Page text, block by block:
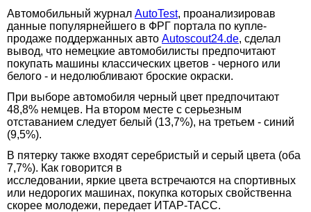
Автомобильный журнал AutoTest, проанализировав
данные популярнейшего в ФРГ портала по купле-
продаже поддержанных авто Autoscout24.de, сделал
вывод, что немецкие автомобилисты предпочитают
покупать машины классических цветов - черного или
белого - и недолюбливают броские окраски.
При выборе автомобиля черный цвет предпочитают
48,8% немцев. На втором месте с серьезным
отставанием следует белый (13,7%), на третьем - синий
(9,5%).
В пятерку также входят серебристый и серый цвета (оба
7,7%). Как говорится в
исследовании, яркие цвета встречаются на спортивных
или недорогих машинах, покупка которых свойственна
скорее молодежи, передает ИТАР-ТАСС.